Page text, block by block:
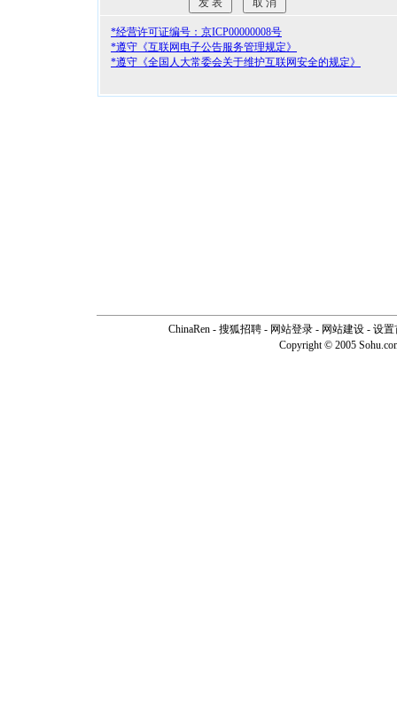
*经营许可证编号：京ICP00000008号
*遵守《互联网电子公告服务管理规定》
*遵守《全国人大常委会关于维护互联网安全的规定》
ChinaRen - 搜狐招聘 - 网站登录 - 网站建设 - 设置
Copyright © 2005